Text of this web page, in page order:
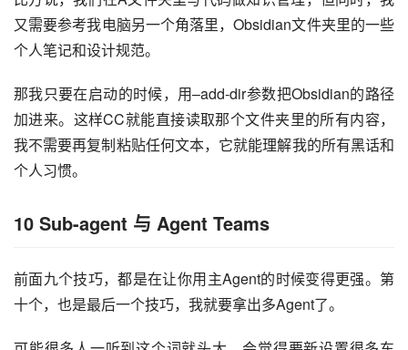
又需要参考我电脑另一个角落里，Obsidian文件夹里的一些
个人笔记和设计规范。
那我只要在启动的时候，用–add-dir参数把Obsidian的路径
加进来。这样CC就能直接读取那个文件夹里的所有内容，
我不需要再复制粘贴任何文本，它就能理解我的所有黑话和
个人习惯。
10 Sub-agent 与 Agent Teams
前面九个技巧，都是在让你用主Agent的时候变得更强。第
十个，也是最后一个技巧，我就要拿出多Agent了。